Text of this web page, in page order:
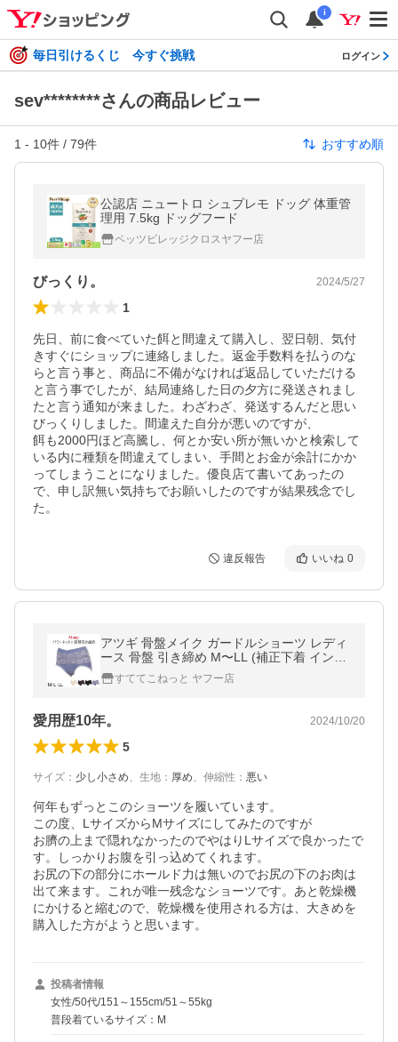
i
毎日引けるくじ 今すぐ挑戦 ログイン
sev********さんの商品レビュー
1 - 10件 / 79件 おすすめ順
公認店 ニュートロ シュプレモ ドッグ 体重管
理用 7.5kg ドッグフード
ペッツビレッジクロスヤフー店
びっくり。 2024/5/27
1
先日、前に食べていた餌と間違えて購入し、翌日朝、気付
きすぐにショップに連絡しました。返金手数料を払うのな
らと言う事と、商品に不備がなければ返品していただける
と言う事でしたが、結局連絡した日の夕方に発送されまし
たと言う通知が来ました。わざわざ、発送するんだと思い
びっくりしました。間違えた自分が悪いのですが、
餌も2000円ほど高騰し、何とか安い所が無いかと検索して
いる内に種類を間違えてしまい、手間とお金が余計にかか
ってしまうことになりました。優良店て書いてあったの
で、申し訳無い気持ちでお願いしたのですが結果残念でし
た。
違反報告 いいね 0
アツギ 骨盤メイク ガードルショーツ レディ
ース 骨盤 引き締め M〜LL (補正下着 インナ
ー ヒップアップ ぽっこりお腹 下腹 姿勢 女
性 パン
すててこねっと ヤフー店
愛用歴10年。 2024/10/20
5
サイズ ： 少し小さめ、 生地 ： 厚め、 伸縮性 ： 悪い
何年もずっとこのショーツを履いています。
この度、LサイズからMサイズにしてみたのですが
お臍の上まで隠れなかったのでやはりLサイズで良かったで
す。しっかりお腹を引っ込めてくれます。
お尻の下の部分にホールド力は無いのでお尻の下のお肉は
出て来ます。これが唯一残念なショーツです。あと乾燥機
にかけると縮むので、乾燥機を使用される方は、大きめを
購入した方がようと思います。
投稿者情報
女性/50代/151～155cm/51～55kg
普段着ているサイズ：M